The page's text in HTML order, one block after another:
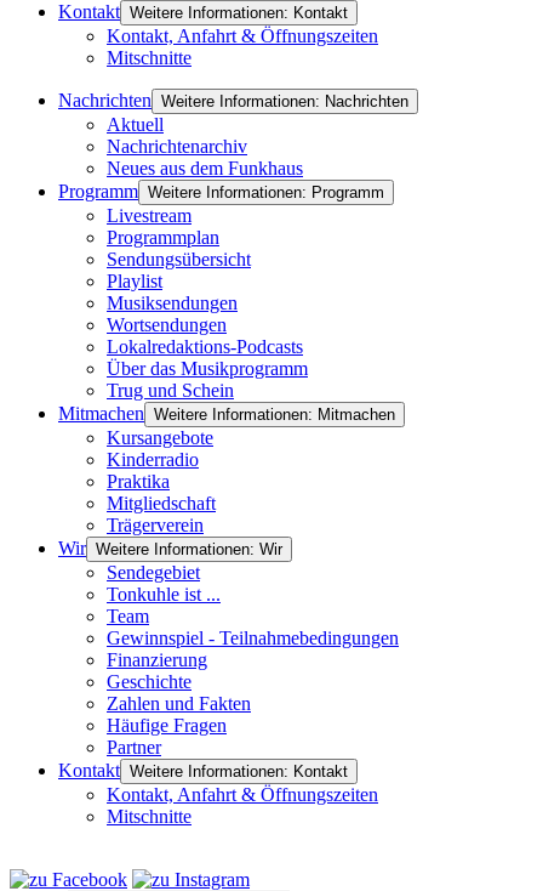
Kontakt Weitere Informationen: Kontakt
Kontakt, Anfahrt & Öffnungszeiten
Mitschnitte
Nachrichten Weitere Informationen: Nachrichten
Aktuell
Nachrichtenarchiv
Neues aus dem Funkhaus
Programm Weitere Informationen: Programm
Livestream
Programmplan
Sendungsübersicht
Playlist
Musiksendungen
Wortsendungen
Lokalredaktions-Podcasts
Über das Musikprogramm
Trug und Schein
Mitmachen Weitere Informationen: Mitmachen
Kursangebote
Kinderradio
Praktika
Mitgliedschaft
Trägerverein
Wir Weitere Informationen: Wir
Sendegebiet
Tonkuhle ist ...
Team
Gewinnspiel - Teilnahmebedingungen
Finanzierung
Geschichte
Zahlen und Fakten
Häufige Fragen
Partner
Kontakt Weitere Informationen: Kontakt
Kontakt, Anfahrt & Öffnungszeiten
Mitschnitte